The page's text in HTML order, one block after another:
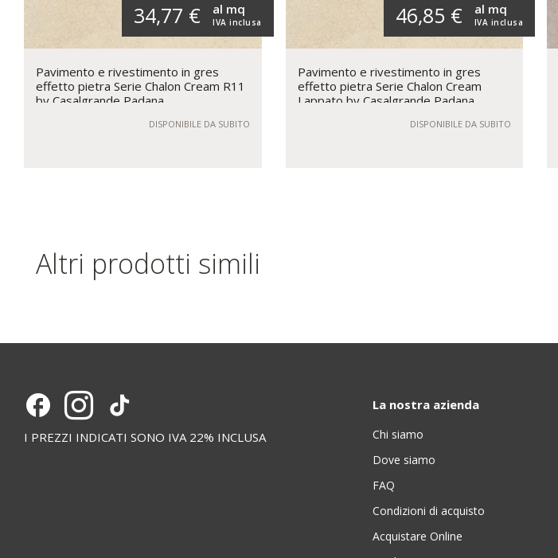
34,77 € IVA inclusa
al mq
Pavimento e rivestimento in gres
effetto pietra Serie Chalon Cream R11
by Casalgrande Padana
DISPONIBILE DA SUBITO
46,85 € IVA inclusa
al mq
Pavimento e rivestimento in gres
effetto pietra Serie Chalon Cream
Lappato by Casalgrande Padana
DISPONIBILE DA SUBITO
Altri prodotti simili
I PREZZI INDICATI SONO IVA 22% INCLUSA
La nostra azienda
Chi siamo
Dove siamo
FAQ
Condizioni di acquisto
Acquistare Online